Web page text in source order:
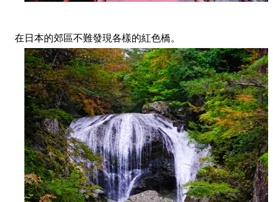
在日本的郊區不難發現各樣的紅色橋。